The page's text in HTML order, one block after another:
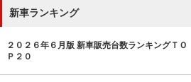
新車ランキング
２０２６年６月版 新車販売台数ランキングＴＯ
Ｐ２０